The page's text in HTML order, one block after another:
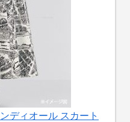
ディオール スカート